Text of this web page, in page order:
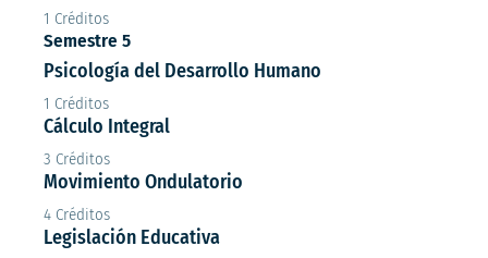
1 Créditos
Semestre 5
Psicología del Desarrollo Humano
1 Créditos
Cálculo Integral
3 Créditos
Movimiento Ondulatorio
4 Créditos
Legislación Educativa